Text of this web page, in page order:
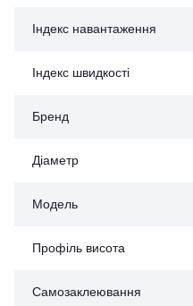
Індекс навантаження
Індекс швидкості
Бренд
Діаметр
Модель
Профіль висота
Самозаклеювання